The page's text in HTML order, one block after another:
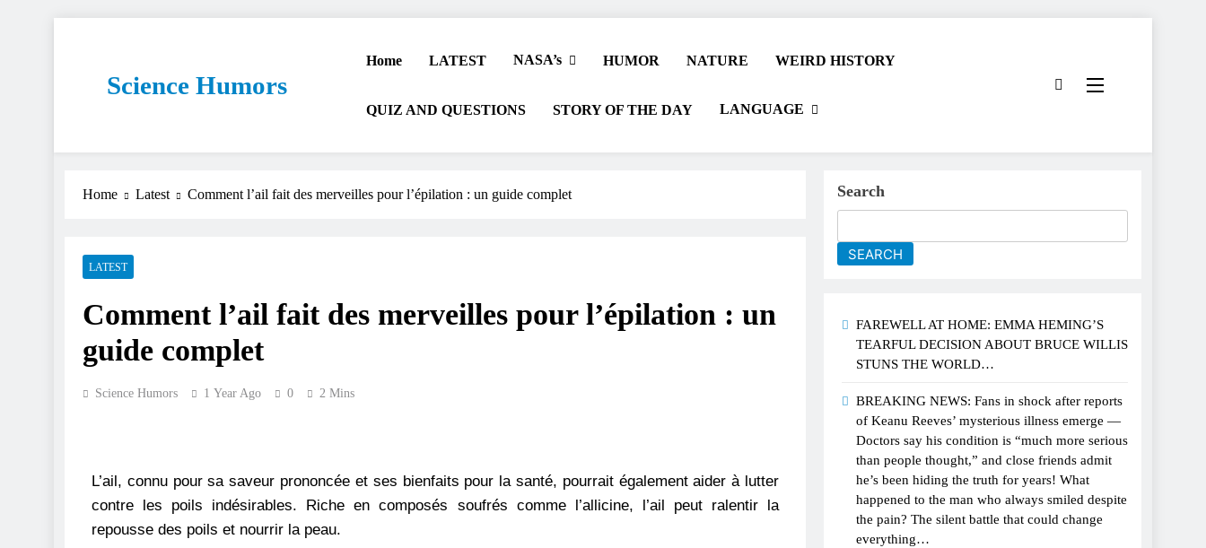
Science Humors
Home LATEST NASA’s HUMOR NATURE WEIRD HISTORY
QUIZ AND QUESTIONS STORY OF THE DAY LANGUAGE
Home Latest Comment l’ail fait des merveilles pour l’épilation : un guide complet
LATEST
Comment l’ail fait des merveilles pour l’épilation : un
guide complet
Science Humors 1 Year Ago 0 2 Mins
L’ail, connu pour sa saveur prononcée et ses bienfaits pour la santé, pourrait également aider à lutter
contre les poils indésirables. Riche en composés soufrés comme l’allicine, l’ail peut ralentir la
repousse des poils et nourrir la peau.
Search
SEARCH
FAREWELL AT HOME: EMMA HEMING’S
TEARFUL DECISION ABOUT BRUCE WILLIS
STUNS THE WORLD…
BREAKING NEWS: Fans in shock after reports
of Keanu Reeves’ mysterious illness emerge —
Doctors say his condition is “much more serious
than people thought,” and close friends admit
he’s been hiding the truth for years! What
happened to the man who always smiled despite
the pain? The silent battle that could change
everything…